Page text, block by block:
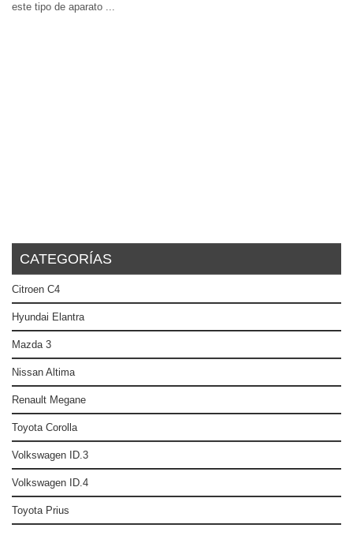
este tipo de aparato ...
CATEGORÍAS
Citroen C4
Hyundai Elantra
Mazda 3
Nissan Altima
Renault Megane
Toyota Corolla
Volkswagen ID.3
Volkswagen ID.4
Toyota Prius